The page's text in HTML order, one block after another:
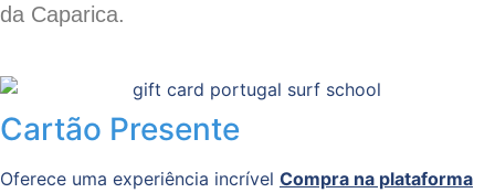
da Caparica.
Cartão Presente
Oferece uma experiência incrível Compra na plataforma